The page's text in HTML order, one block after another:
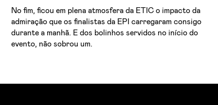
No fim, ficou em plena atmosfera da ETIC o impacto da
admiração que os finalistas da EPI carregaram consigo
durante a manhã. E dos bolinhos servidos no início do
evento, não sobrou um.